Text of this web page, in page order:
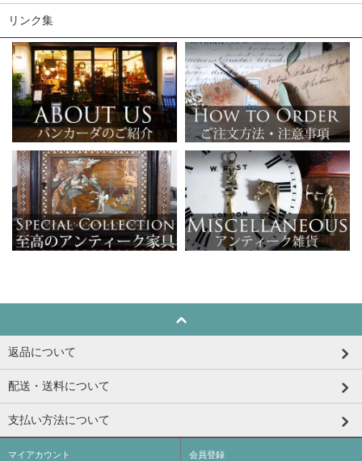
リンク集
返品について
配送・送料について
支払い方法について
マイアカウント 会員登録